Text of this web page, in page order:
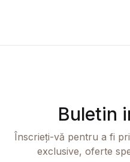
Buletin
Înscrieți-vă pentru a fi
exclusive, oferte